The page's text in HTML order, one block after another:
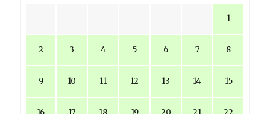
な
1
2 3 4 5 6 7 8
9 10 11 12 13 14 15